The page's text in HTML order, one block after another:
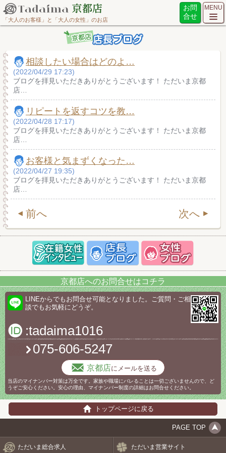
「大人のお客様」と「大人の女性」のお店
お問
合せ
MENU
相談したい場合はどのよ…
(2022/04/29 17:23)
ブログを拝見いただきありがとうございます！ ただいま京都
店…
リピートを返すコツを教…
(2022/04/28 17:17)
ブログを拝見いただきありがとうございます！ ただいま京都
店…
お客様と気まずくなった…
(2022/04/27 19:35)
ブログを拝見いただきありがとうございます！ ただいま京都
店…
前へ 次へ
京都店へのお問合せはコチラ
LINEからでもお問合せ可能となりました。ご質問・ご相
談でもお気軽にどうぞ。
:tadaima1016
075-606-5247
京都店にメールを送る
当店のマイナンバー対策は万全です。家族や職場にバレることは一切ございませんので、ど
うぞご安心ください。安心の理由、マイナンバー制度の詳細はお問合せください。
トップページに戻る
PAGE TOP
ただいま総合求人 ただいま営業サイト